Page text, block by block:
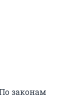
законам